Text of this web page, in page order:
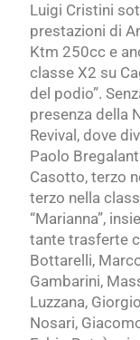
Luigi Cristini
prestazioni di
Ktm 250cc e
classe X2 su
del podio”.
presenza della
Revival, dove
Paolo
Casotto, terzo
terzo nella
“Marianna”,
tante trasferte
Bottarelli,
Gambarini,
Luzzana,
Nosari,